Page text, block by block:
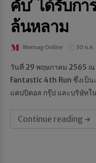
คับ’ ได้รับก
ล้นหลาม
Memag Online 30 พ.ค
วันที่ 29 พฤษภาคม 2565 ณ
Fantastic 4th Run ซึ่งเป็
แคปปิตอล กรุ๊ป และบริษัทใ
Continue reading